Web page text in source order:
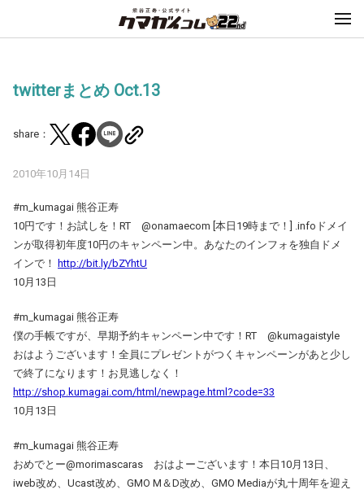
twitterまとめ Oct.13
share：
2010年10月14日
#m_kumagai 熊谷正寿
10円です！お試しを！RT @onamaecom [本日19時まで！] .infoドメイ
ンが取得初年度10円のキャンペーン中。あなたのインフォを独自ドメ
インで！
http://bit.ly/bZYhtU
10月13日
#m_kumagai 熊谷正寿
僕の手帳ですが、早期予約キャンペーン中です！RT @kumagaistyle
おはようございます！全員にプレゼントがつくキャンペーンがあと少し
で終了になります！お見逃しなく！
http://shop.kumagai.com/html/newpage.html?code=33
10月13日
#m_kumagai 熊谷正寿
おめでとー@morimascaras おはよーございます！本日10月13日、
iweb改め、Ucast改め、GMO M＆D改め、GMO Mediaが丸十周年を迎え